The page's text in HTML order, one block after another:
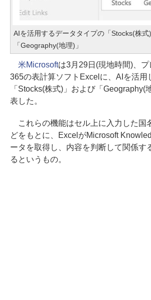
AIを活用するデータタイプの「Stocks(株式
「Geography(地理)」
米Microsoftは3月29日(現地時間)、
365の表計算ソフトExcelに、AIを活用
「Stocks(株式)」および「Geography(
表した。
これらの機能はセル上に入力した国
どをもとに、ExcelがMicrosoft
ータを取得し、内容を判断して関係す
るというもの。